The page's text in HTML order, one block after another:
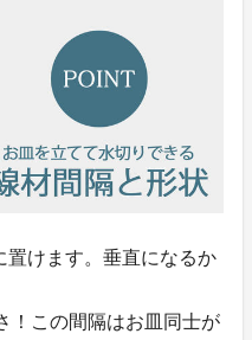
置けます。垂直になるか
！この間隔はお皿同士が